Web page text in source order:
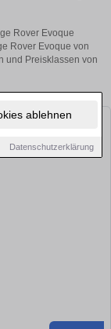
ablehnen
Datenschutzerklärung
Rover Evoque
Rover Evoque von
und Preisklassen von